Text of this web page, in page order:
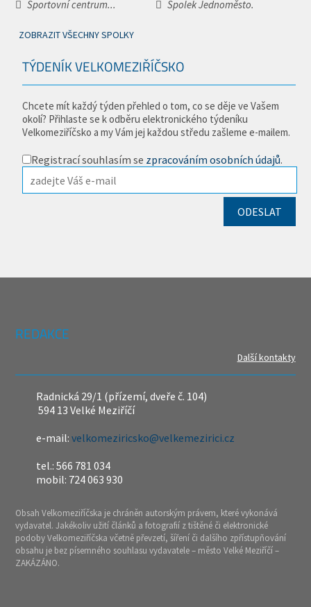
Sportovní centrum...
Spolek Jednoměsto.
ZOBRAZIT VŠECHNY SPOLKY
TÝDENÍK VELKOMEZIŘÍČSKO
Chcete mít každý týden přehled o tom, co se děje ve Vašem
okolí? Přihlaste se k odběru elektronického týdeníku
Velkomeziříčsko a my Vám jej každou středu zašleme e-mailem.
Registrací souhlasím se zpracováním osobních údajů.
REDAKCE
Další kontakty
Radnická 29/1 (přízemí, dveře č. 104)
594 13 Velké Meziříčí
e-mail:velkomeziricsko@velkemezirici.cz
tel.: 566 781 034
mobil: 724 063 930
Obsah Velkomeziříčska je chráněn autorským právem, které vykonává
vydavatel. Jakékoliv užití článků a fotografií z tištěné či elektronické
podoby Velkomeziříčska včetně převzetí, šíření či dalšího zpřístupňování
obsahu je bez písemného souhlasu vydavatele – město Velké Meziříčí –
ZAKÁZÁNO.